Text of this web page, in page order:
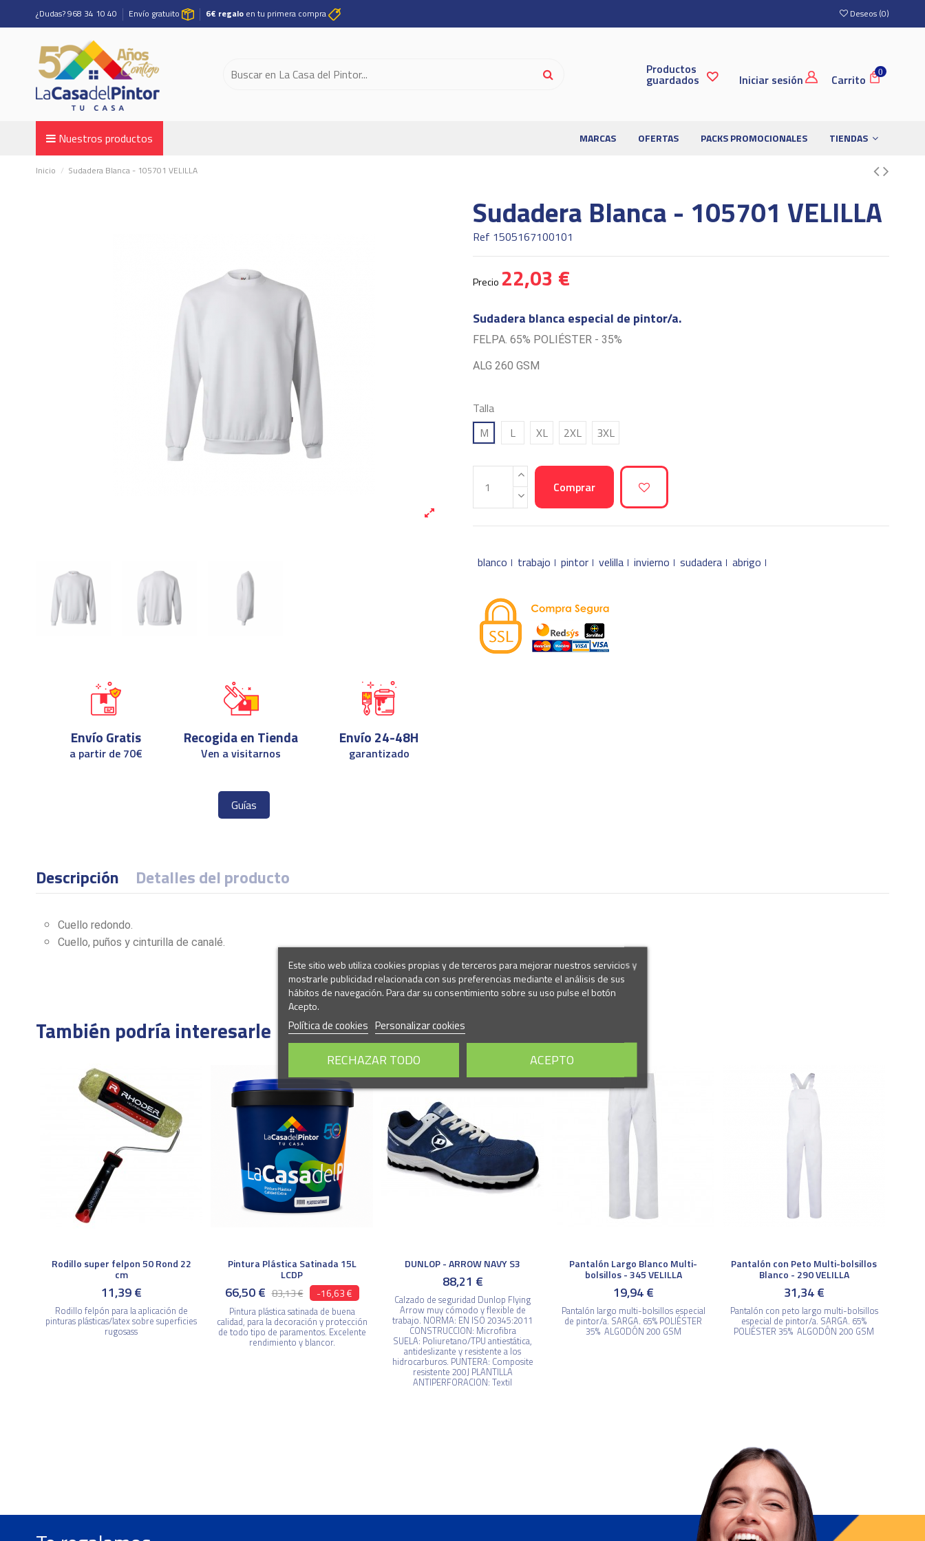
¿Dudas? 968 34 10 40 Envío gratuito 6€ regalo en tu primera compra Deseos (0)
Productos
guardados Iniciar sesión 0
Carrito
Nuestros productos MARCAS OFERTAS PACKS PROMOCIONALES TIENDAS
Inicio Sudadera Blanca - 105701 VELILLA
Sudadera Blanca - 105701 VELILLA
Ref 1505167100101
Precio 22,03 €
Sudadera blanca especial de pintor/a.
FELPA. 65% POLIÉSTER - 35%
ALG 260 GSM
Talla
M
L XL 2XL 3XL
Comprar
blanco trabajo pintor velilla invierno sudadera abrigo
Envío Gratis
a partir de 70€
Recogida en Tienda
Ven a visitarnos
Envío 24-48H
garantizado
Guías
Descripción Detalles del producto
Cuello redondo.
Cuello, puños y cinturilla de canalé.
También podría interesarle
Rodillo super felpon 50 Rond 22
cm
11,39 €
Rodillo felpón para la aplicación de
pinturas plásticas/latex sobre superficies
rugosass
Pintura Plástica Satinada 15L
LCDP
66,50 € 83,13 € -16,63 €
Pintura plástica satinada de buena
calidad, para la decoración y protección
de todo tipo de paramentos. Excelente
rendimiento y blancor.
DUNLOP - ARROW NAVY S3
88,21 €
Calzado de seguridad Dunlop Flying
Arrow muy cómodo y flexible de
trabajo. NORMA: EN ISO 20345:2011
CONSTRUCCION: Microfibra
SUELA: Poliuretano/TPU antiestática,
antideslizante y resistente a los
hidrocarburos. PUNTERA: Composite
resistente 200J PLANTILLA
ANTIPERFORACION: Textil
Pantalón Largo Blanco Multi-
bolsillos - 345 VELILLA
19,94 €
Pantalón largo multi-bolsillos especial
de pintor/a. SARGA. 65% POLIÉSTER
35% ALGODÓN 200 GSM
Pantalón con Peto Multi-bolsillos
Blanco - 290 VELILLA
31,34 €
Pantalón con peto largo multi-bolsillos
especial de pintor/a. SARGA. 65%
POLIÉSTER 35% ALGODÓN 200 GSM
Este sitio web utiliza cookies propias y de terceros para mejorar nuestros servicios y
mostrarle publicidad relacionada con sus preferencias mediante el análisis de sus
hábitos de navegación. Para dar su consentimiento sobre su uso pulse el botón
Acepto.
Política de cookies Personalizar cookies
RECHAZAR TODO ACEPTO